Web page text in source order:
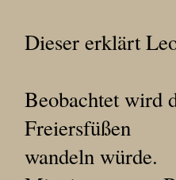
Dieser erklärt
Beobachtet wird
Freiersfüßen
wandeln würde.